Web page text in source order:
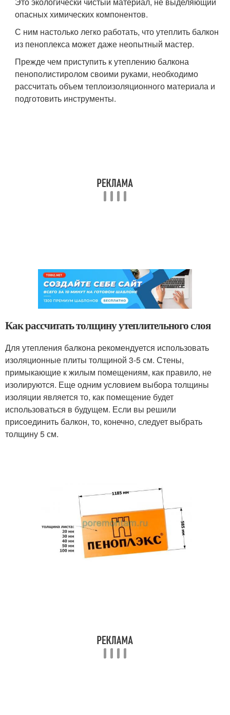
опасных химических компонентов.
С ним настолько легко работать, что утеплить балкон
из пеноплекса может даже неопытный мастер.
Прежде чем приступить к утеплению балкона
пенополистиролом своими руками, необходимо
рассчитать объем теплоизоляционного материала и
подготовить инструменты.
Как рассчитать толщину утеплительного слоя
Для утепления балкона рекомендуется использовать
изоляционные плиты толщиной 3-5 см. Стены,
примыкающие к жилым помещениям, как правило, не
изолируются. Еще одним условием выбора толщины
изоляции является то, как помещение будет
использоваться в будущем. Если вы решили
присоединить балкон, то, конечно, следует выбрать
толщину 5 см.